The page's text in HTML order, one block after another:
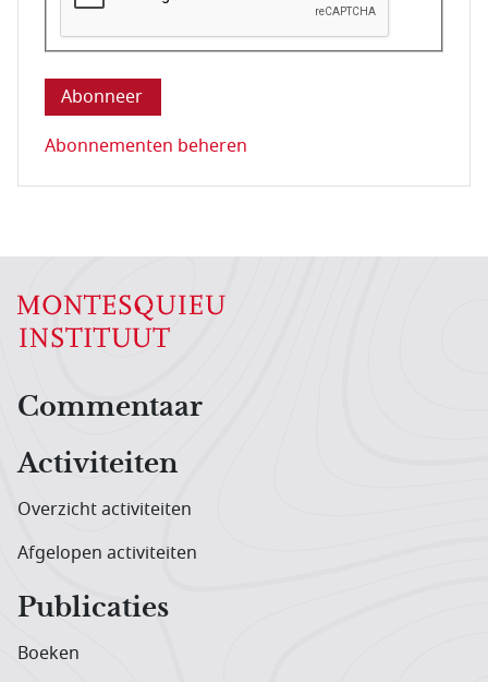
Deze vraag is om te controleren dat u een mens
Abonnementen beheren
Hoofdnavigatiemenu
Commentaar
Activiteiten
Overzicht activiteiten
Afgelopen activiteiten
Publicaties
Boeken